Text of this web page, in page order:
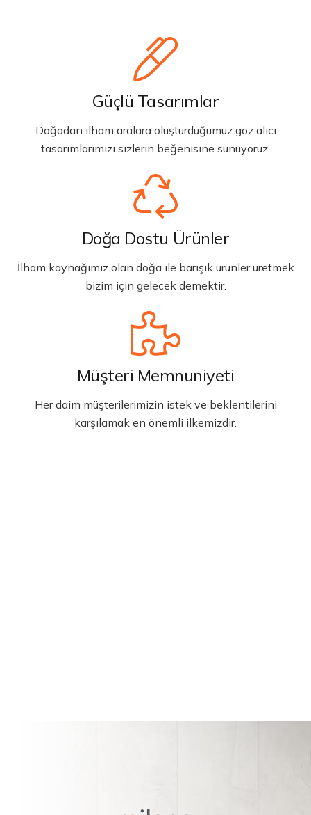
Güçlü Tasarımlar
Doğadan ilham aralara oluşturduğumuz göz alıcı
tasarımlarımızı sizlerin beğenisine sunuyoruz.
Doğa Dostu Ürünler
İlham kaynağımız olan doğa ile barışık ürünler üretmek
bizim için gelecek demektir.
Müşteri Memnuniyeti
Her daim müşterilerimizin istek ve beklentilerini
karşılamak en önemli ilkemizdir.